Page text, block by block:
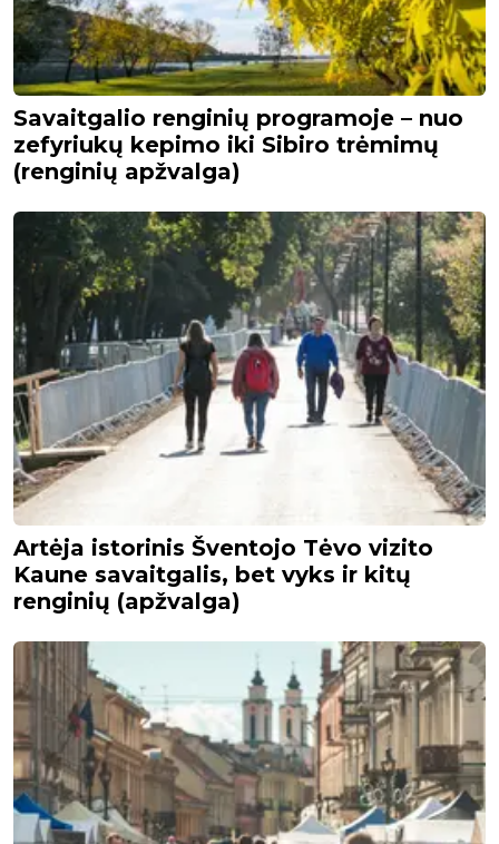
Savaitgalio renginių programoje – nuo
zefyriukų kepimo iki Sibiro trėmimų
(renginių apžvalga)
Artėja istorinis Šventojo Tėvo vizito
Kaune savaitgalis, bet vyks ir kitų
renginių (apžvalga)